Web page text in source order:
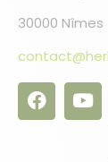
30000 Nîmes